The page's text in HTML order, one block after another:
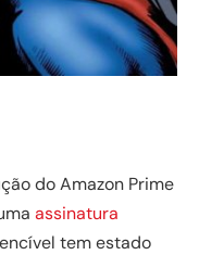
do Amazon Prime
assinatura
tem estado